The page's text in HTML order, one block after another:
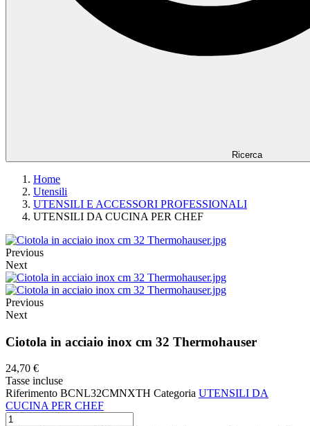
Ricerca
Home
Utensili
UTENSILI E ACCESSORI PROFESSIONALI
UTENSILI DA CUCINA PER CHEF
Previous
Next
Previous
Next
Ciotola in acciaio inox cm 32 Thermohauser
24,70 €
Tasse incluse
Riferimento BCNL32CMNXTH Categoria UTENSILI DA
CUCINA PER CHEF